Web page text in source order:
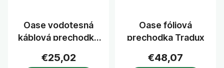
Oase vodotesná
káblová prechodka
1/2"
€25,02
Oase fóliová
prechodka Tradux
€48,07